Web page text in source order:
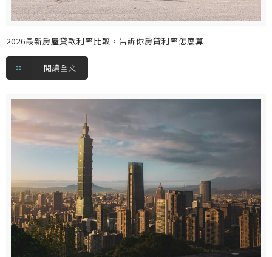
2026最新房屋貸款利率比較，告訴你房貸利率怎麼算
閱讀全文